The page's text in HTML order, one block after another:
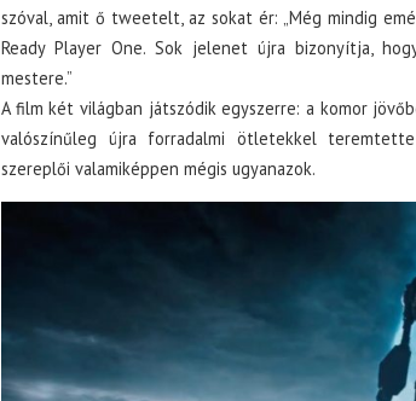
szóval, amit ő tweetelt, az sokat ér: „Még mindig
Ready Player One. Sok jelenet újra bizonyítja,
mestere.”
A film két világban játszódik egyszerre: a komor
valószínűleg újra forradalmi ötletekkel
szereplői valamiképpen mégis ugyanazok.